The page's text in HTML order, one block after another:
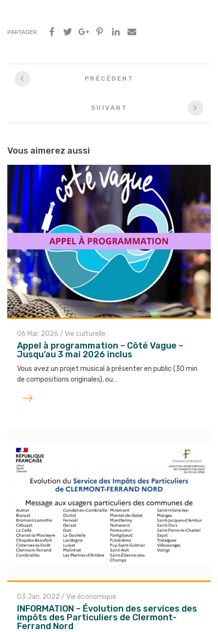
PARTAGER
Navigation
entre
articles
PRÉCÉDENT
SUIVANT
Vous aimerez aussi
06 Mar. 2026 / Vie culturelle
Appel à programmation – Côté Vague –
Jusqu’au 3 mai 2026 inclus
Vous avez un projet musical à présenter en public (30 min
de compositions originales), ou…
Lire
l'article
03 Jan. 2022 / Vie économique
INFORMATION – Évolution des services des
impôts des Particuliers de Clermont-
Ferrand Nord